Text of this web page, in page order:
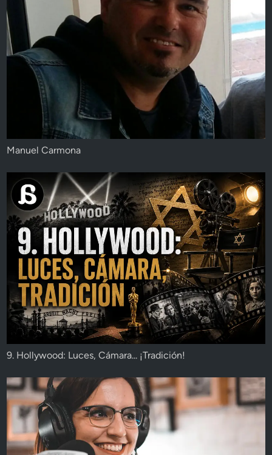
Manuel Carmona
9. Hollywood: Luces, Cámara... ¡Tradición!